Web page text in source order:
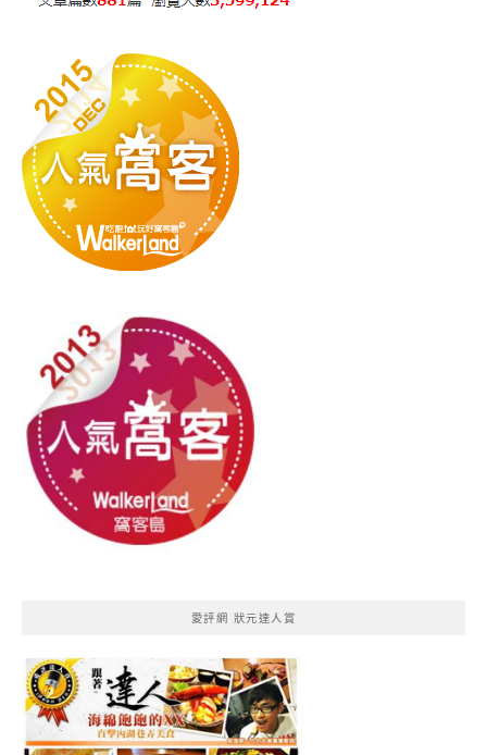
愛評網 狀元達人賞